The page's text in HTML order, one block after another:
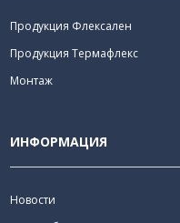
Продукция Флексален
Продукция Термафлекс
Монтаж
ИНФОРМАЦИЯ
Новости